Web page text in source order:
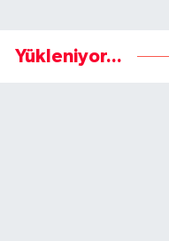
Yükleniyor...